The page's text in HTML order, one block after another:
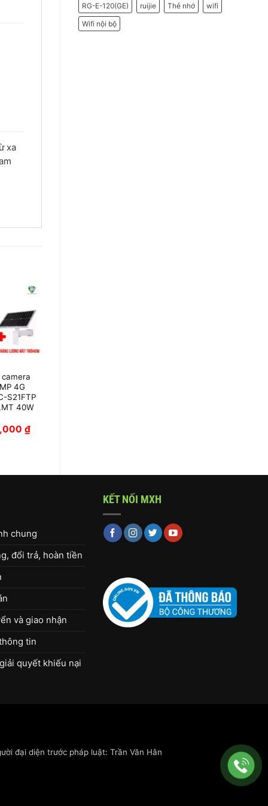
RG-E-120(GE)
ruijie Thẻ nhớ
wifi
Wifi nội bộ
xa
4G
S21FTP
40W
₫
chung
đổi trả, hoàn tiền
và giao nhận
tin
quyết khiếu nại
KẾT NỐI MXH
đại diện trước pháp luật: Trần Văn Hân